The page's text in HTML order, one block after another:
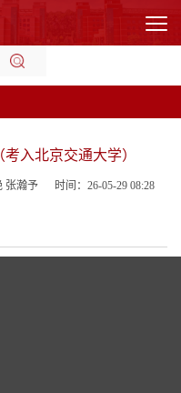
入北京交通大学）
张瀚予
时间：26-05-29 08:28